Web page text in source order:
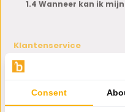
Klantenservice
Klantenservice
Beschadigd of verkeerd
Betaalmethoden
Algemene voorwaarden
1.4 Wanneer kan ik
Consent